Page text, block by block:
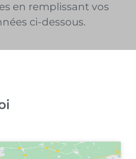
en remplissant vos
ci-dessous.